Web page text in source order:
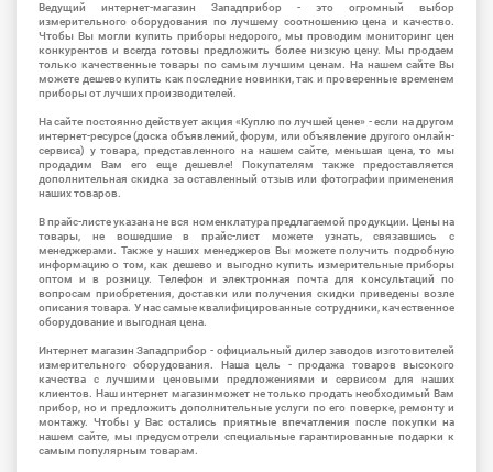
Ведущий интернет-магазин Западприбор - это огромный выбор
измерительного оборудования по лучшему соотношению цена и качество.
Чтобы Вы могли купить приборы недорого, мы проводим мониторинг цен
конкурентов и всегда готовы предложить более низкую цену. Мы продаем
только качественные товары по самым лучшим ценам. На нашем сайте Вы
можете дешево купить как последние новинки, так и проверенные временем
приборы от лучших производителей.
На сайте постоянно действует акция «Куплю по лучшей цене» - если на другом
интернет-ресурсе (доска объявлений, форум, или объявление другого онлайн-
сервиса) у товара, представленного на нашем сайте, меньшая цена, то мы
продадим Вам его еще дешевле! Покупателям также предоставляется
дополнительная скидка за оставленный отзыв или фотографии применения
наших товаров.
В прайс-листе указана не вся номенклатура предлагаемой продукции. Цены на
товары, не вошедшие в прайс-лист можете узнать, связавшись с
менеджерами. Также у наших менеджеров Вы можете получить подробную
информацию о том, как дешево и выгодно купить измерительные приборы
оптом и в розницу. Телефон и электронная почта для консультаций по
вопросам приобретения, доставки или получения скидки приведены возле
описания товара. У нас самые квалифицированные сотрудники, качественное
оборудование и выгодная цена.
Интернет магазин Западприбор - официальный дилер заводов изготовителей
измерительного оборудования. Наша цель - продажа товаров высокого
качества с лучшими ценовыми предложениями и сервисом для наших
клиентов. Наш интернет магазинможет не только продать необходимый Вам
прибор, но и предложить дополнительные услуги по его поверке, ремонту и
монтажу. Чтобы у Вас остались приятные впечатления после покупки на
нашем сайте, мы предусмотрели специальные гарантированные подарки к
самым популярным товарам.